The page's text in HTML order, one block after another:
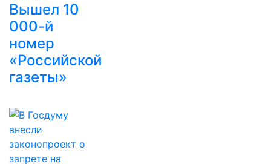
Вышел 10
000-й
номер
«Российской
газеты»